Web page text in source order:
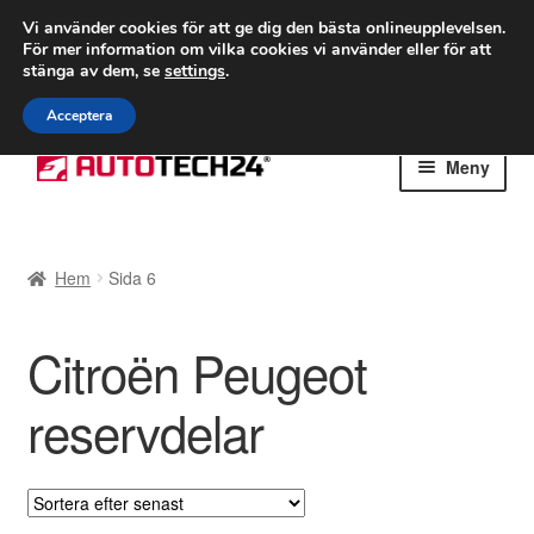
FRAKT från 75 kr
Världsomspännande frakt
Ring 766 924 713
Hoppa
till
Hoppa
till
Meny
Betalningar
Integritetspolicy
Klagomål
Kolla upp
Hem Sida 6
Citroën Peugeot
reservdelar
Vi använder cookies för att ge dig den bästa onlineupplevelsen.
För mer information om vilka cookies vi använder eller för att
stänga av dem, se settings.
Acceptera